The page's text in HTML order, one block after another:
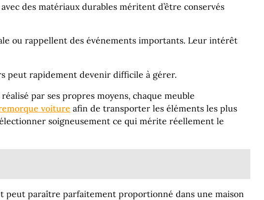
des matériaux durables méritent d’être conservés
ou rappellent des événements importants. Leur intérêt
peut rapidement devenir difficile à gérer.
par ses propres moyens, chaque meuble
voiture afin de transporter les éléments les plus
soigneusement ce qui mérite réellement le
paraître parfaitement proportionné dans une maison